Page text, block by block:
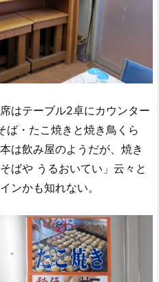
はテーブル2卓にカウンター
ば・たこ焼きと焼き鳥くら
は飲み屋のようだが、焼き
ばや うるおいてい」云々と
ンかも知れない。